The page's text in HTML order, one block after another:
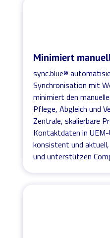
Minimiert
sync.blue®
Synchronisation mit
minimiert den
Pflege, Abgleich und
Zentrale, skalierbare
Kontaktdaten in
konsistent und
und unterstützen